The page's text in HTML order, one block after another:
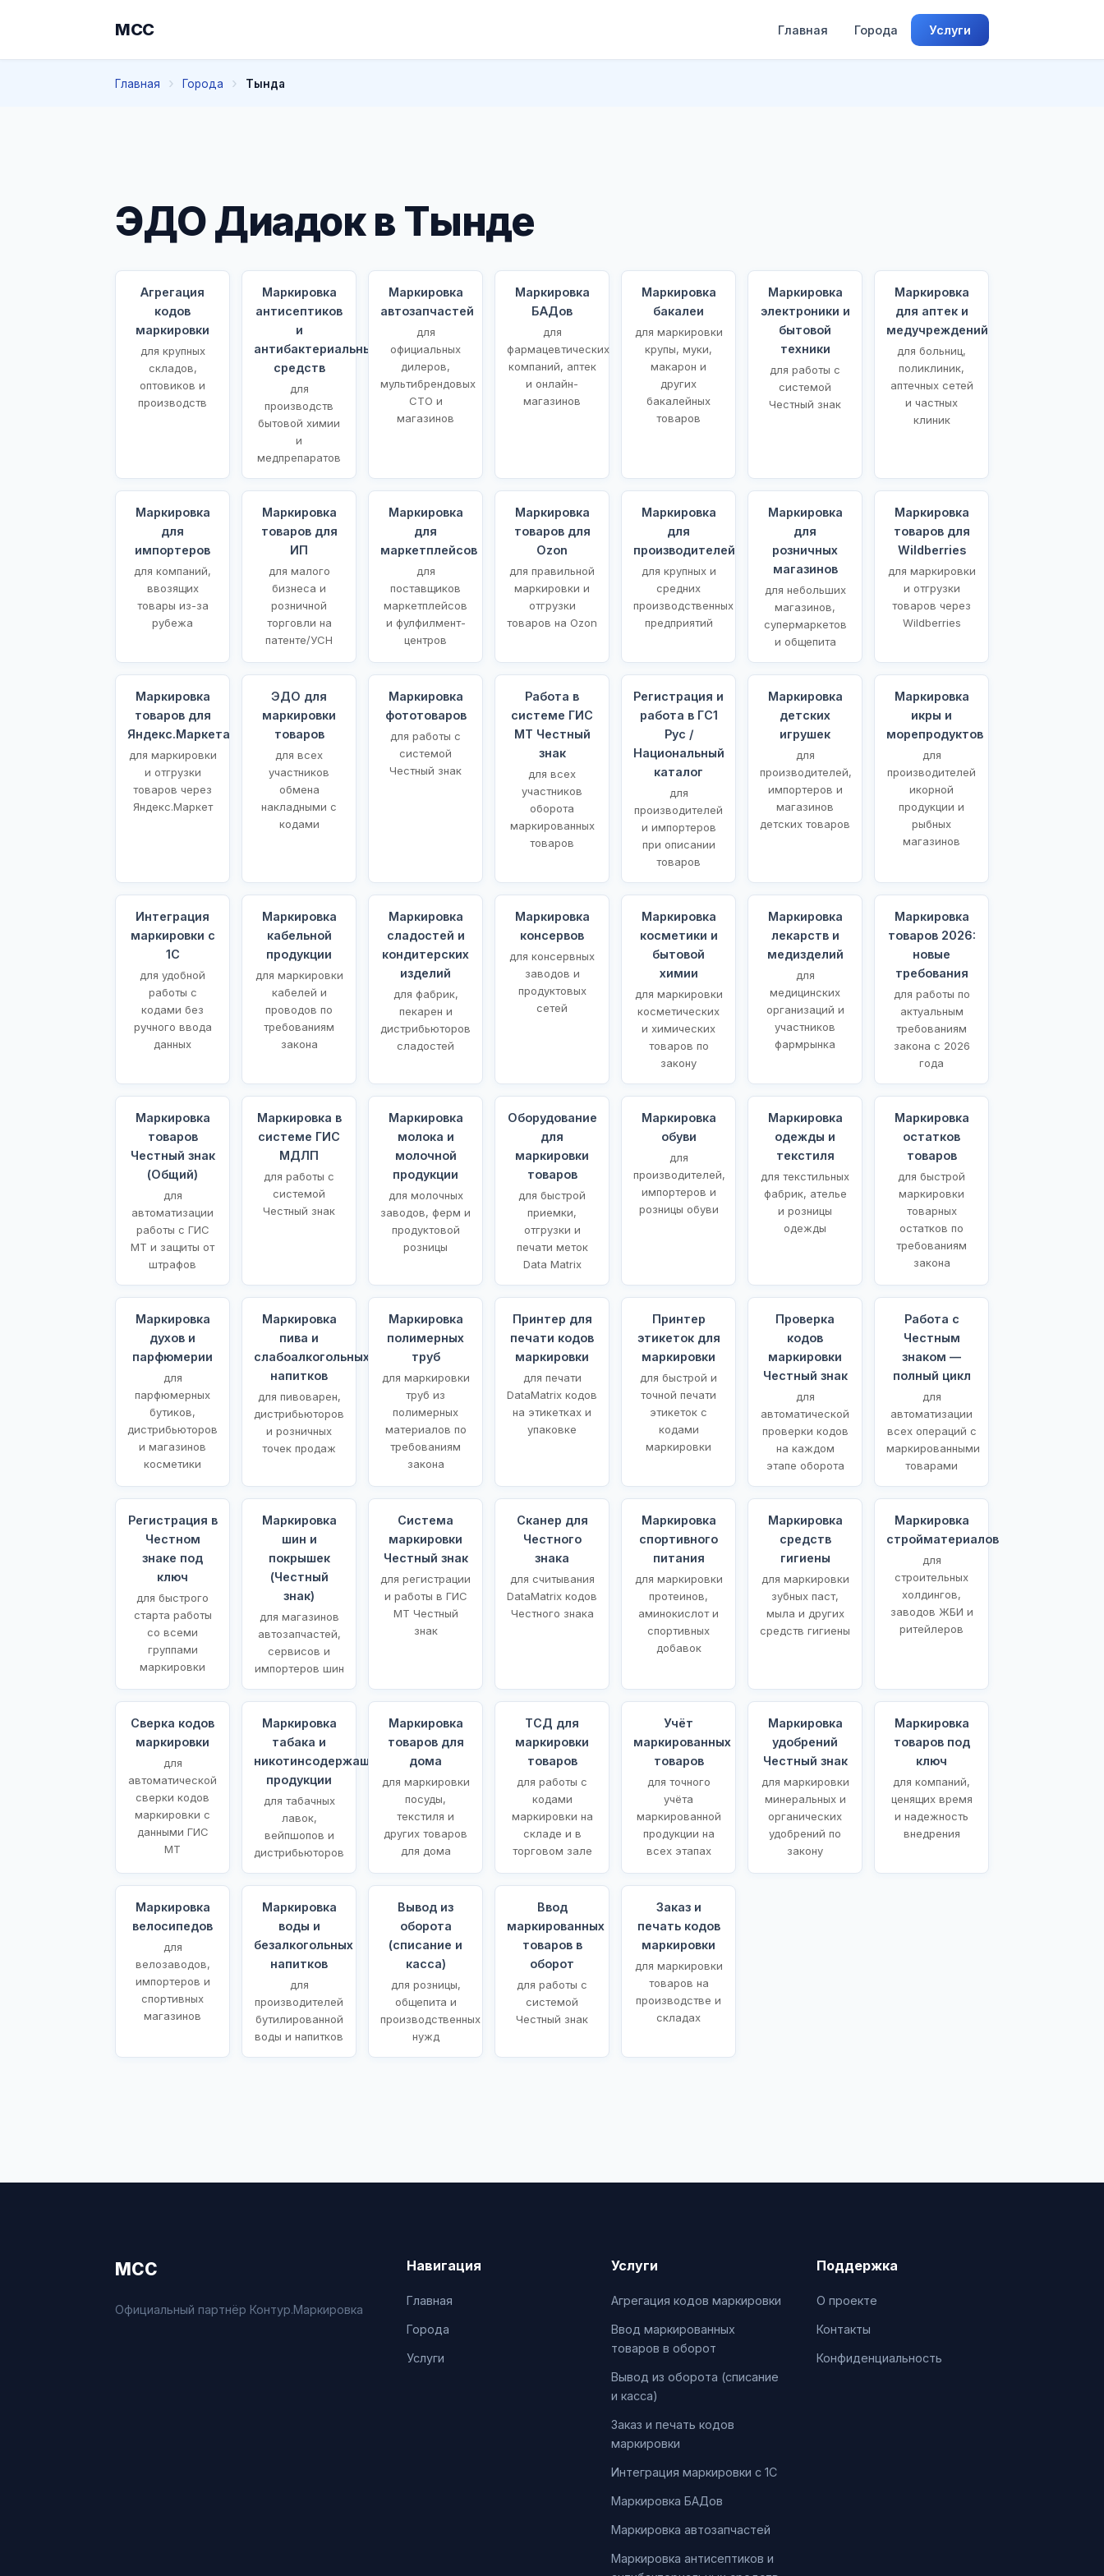
МСС Главная Города Услуги
Главная Города Тында
ЭДО Диадок в Тынде
Агрегация
кодов
маркировки
для крупных
складов,
оптовиков и
производств
Маркировка
антисептиков
и
антибактериальных
средств
для
производств
бытовой химии
и
медпрепаратов
Маркировка
автозапчастей
для
официальных
дилеров,
мультибрендовых
СТО и
магазинов
Маркировка
БАДов
для
фармацевтических
компаний, аптек
и онлайн-
магазинов
Маркировка
бакалеи
для маркировки
крупы, муки,
макарон и
других
бакалейных
товаров
Маркировка
электроники и
бытовой
техники
для работы с
системой
Честный знак
Маркировка
для аптек и
медучреждений
для больниц,
поликлиник,
аптечных сетей
и частных
клиник
Маркировка
для
импортеров
для компаний,
ввозящих
товары из-за
рубежа
Маркировка
товаров для
ИП
для малого
бизнеса и
розничной
торговли на
патенте/УСН
Маркировка
для
маркетплейсов
для
поставщиков
маркетплейсов
и фулфилмент-
центров
Маркировка
товаров для
Ozon
для правильной
маркировки и
отгрузки
товаров на Ozon
Маркировка
для
производителей
для крупных и
средних
производственных
предприятий
Маркировка
для
розничных
магазинов
для небольших
магазинов,
супермаркетов
и общепита
Маркировка
товаров для
Wildberries
для маркировки
и отгрузки
товаров через
Wildberries
Маркировка
товаров для
Яндекс.Маркета
для маркировки
и отгрузки
товаров через
Яндекс.Маркет
ЭДО для
маркировки
товаров
для всех
участников
обмена
накладными с
кодами
Маркировка
фототоваров
для работы с
системой
Честный знак
Работа в
системе ГИС
МТ Честный
знак
для всех
участников
оборота
маркированных
товаров
Регистрация и
работа в ГС1
Рус /
Национальный
каталог
для
производителей
и импортеров
при описании
товаров
Маркировка
детских
игрушек
для
производителей,
импортеров и
магазинов
детских товаров
Маркировка
икры и
морепродуктов
для
производителей
икорной
продукции и
рыбных
магазинов
Интеграция
маркировки с
1С
для удобной
работы с
кодами без
ручного ввода
данных
Маркировка
кабельной
продукции
для маркировки
кабелей и
проводов по
требованиям
закона
Маркировка
сладостей и
кондитерских
изделий
для фабрик,
пекарен и
дистрибьюторов
сладостей
Маркировка
консервов
для консервных
заводов и
продуктовых
сетей
Маркировка
косметики и
бытовой
химии
для маркировки
косметических
и химических
товаров по
закону
Маркировка
лекарств и
медизделий
для
медицинских
организаций и
участников
фармрынка
Маркировка
товаров 2026:
новые
требования
для работы по
актуальным
требованиям
закона с 2026
года
Маркировка
товаров
Честный знак
(Общий)
для
автоматизации
работы с ГИС
МТ и защиты от
штрафов
Маркировка в
системе ГИС
МДЛП
для работы с
системой
Честный знак
Маркировка
молока и
молочной
продукции
для молочных
заводов, ферм и
продуктовой
розницы
Оборудование
для
маркировки
товаров
для быстрой
приемки,
отгрузки и
печати меток
Data Matrix
Маркировка
обуви
для
производителей,
импортеров и
розницы обуви
Маркировка
одежды и
текстиля
для текстильных
фабрик, ателье
и розницы
одежды
Маркировка
остатков
товаров
для быстрой
маркировки
товарных
остатков по
требованиям
закона
Маркировка
духов и
парфюмерии
для
парфюмерных
бутиков,
дистрибьюторов
и магазинов
косметики
Маркировка
пива и
слабоалкогольных
напитков
для пивоварен,
дистрибьюторов
и розничных
точек продаж
Маркировка
полимерных
труб
для маркировки
труб из
полимерных
материалов по
требованиям
закона
Принтер для
печати кодов
маркировки
для печати
DataMatrix кодов
на этикетках и
упаковке
Принтер
этикеток для
маркировки
для быстрой и
точной печати
этикеток с
кодами
маркировки
Проверка
кодов
маркировки
Честный знак
для
автоматической
проверки кодов
на каждом
этапе оборота
Работа с
Честным
знаком —
полный цикл
для
автоматизации
всех операций с
маркированными
товарами
Регистрация в
Честном
знаке под
ключ
для быстрого
старта работы
со всеми
группами
маркировки
Маркировка
шин и
покрышек
(Честный
знак)
для магазинов
автозапчастей,
сервисов и
импортеров шин
Система
маркировки
Честный знак
для регистрации
и работы в ГИС
МТ Честный
знак
Сканер для
Честного
знака
для считывания
DataMatrix кодов
Честного знака
Маркировка
спортивного
питания
для маркировки
протеинов,
аминокислот и
спортивных
добавок
Маркировка
средств
гигиены
для маркировки
зубных паст,
мыла и других
средств гигиены
Маркировка
стройматериалов
для
строительных
холдингов,
заводов ЖБИ и
ритейлеров
Сверка кодов
маркировки
для
автоматической
сверки кодов
маркировки с
данными ГИС
МТ
Маркировка
табака и
никотинсодержащей
продукции
для табачных
лавок,
вейпшопов и
дистрибьюторов
Маркировка
товаров для
дома
для маркировки
посуды,
текстиля и
других товаров
для дома
ТСД для
маркировки
товаров
для работы с
кодами
маркировки на
складе и в
торговом зале
Учёт
маркированных
товаров
для точного
учёта
маркированной
продукции на
всех этапах
Маркировка
удобрений
Честный знак
для маркировки
минеральных и
органических
удобрений по
закону
Маркировка
товаров под
ключ
для компаний,
ценящих время
и надежность
внедрения
Маркировка
велосипедов
для
велозаводов,
импортеров и
спортивных
магазинов
Маркировка
воды и
безалкогольных
напитков
для
производителей
бутилированной
воды и напитков
Вывод из
оборота
(списание и
касса)
для розницы,
общепита и
производственных
нужд
Ввод
маркированных
товаров в
оборот
для работы с
системой
Честный знак
Заказ и
печать кодов
маркировки
для маркировки
товаров на
производстве и
складах
МСС
Официальный партнёр Контур.Маркировка
Навигация
Главная
Города
Услуги
Услуги
Агрегация кодов маркировки
Ввод маркированных
товаров в оборот
Вывод из оборота (списание
и касса)
Заказ и печать кодов
маркировки
Интеграция маркировки с 1С
Маркировка БАДов
Маркировка автозапчастей
Маркировка антисептиков и
Поддержка
О проекте
Контакты
Конфиденциальность